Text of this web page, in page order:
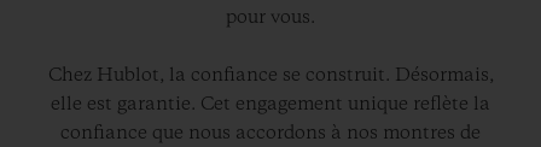
pour vous.
Chez Hublot, la confiance se construit. Désormais,
elle est garantie. Cet engagement unique reflète la
confiance que nous accordons à nos montres de